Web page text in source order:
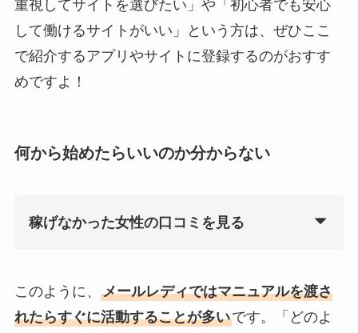
重視してサイトを選びたい」や「初心者でも安心
して働けるサイトがいい」という方は、ぜひここ
で紹介するアプリやサイトに登録するのがおすす
めですよ！
何から始めたらいいのか分からない
稼げなかった女性の口コミを見る
このように、 メールレディではマニュアルを渡さ
れたらすぐに活動することが多いです。「どのよ